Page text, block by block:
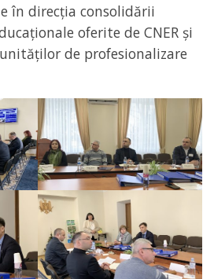
în direcția consolidării
oferite de CNER și
de profesionalizare